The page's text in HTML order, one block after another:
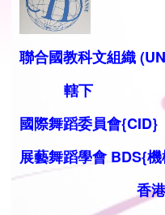
聯合國教科文組織
轄下
國際舞蹈委員會{CID}
展藝舞蹈學會 BDS{機
香港代